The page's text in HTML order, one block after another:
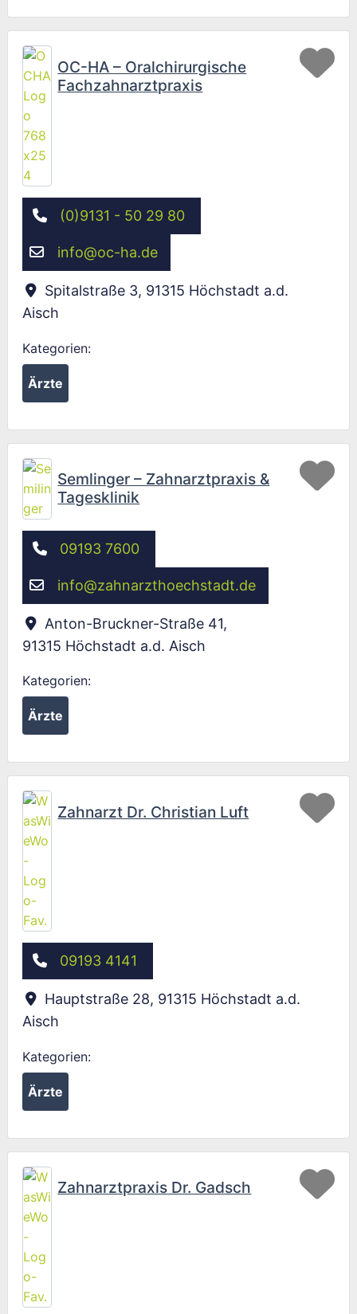
OC-HA – Oralchirurgische
Fachzahnarztpraxis
(0)9131 - 50 29 80
info@oc-ha.de
Spitalstraße 3, 91315 Höchstadt a.d.
Aisch
Kategorien:
Ärzte
Semlinger – Zahnarztpraxis &
Tagesklinik
09193 7600
info@zahnarzthoechstadt.de
Anton-Bruckner-Straße 41,
91315 Höchstadt a.d. Aisch
Kategorien:
Ärzte
Zahnarzt Dr. Christian Luft
09193 4141
Hauptstraße 28, 91315 Höchstadt a.d.
Aisch
Kategorien:
Ärzte
Zahnarztpraxis Dr. Gadsch